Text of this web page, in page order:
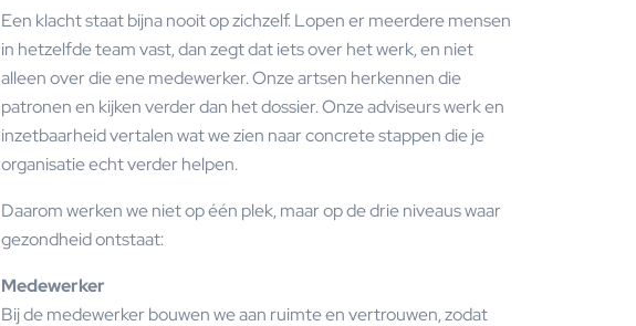
Een klacht staat bijna nooit op zichzelf. Lopen er meerdere mensen
in hetzelfde team vast, dan zegt dat iets over het werk, en niet
alleen over die ene medewerker. Onze artsen herkennen die
patronen en kijken verder dan het dossier. Onze adviseurs werk en
inzetbaarheid vertalen wat we zien naar concrete stappen die je
organisatie echt verder helpen.
Daarom werken we niet op één plek, maar op de drie niveaus waar
gezondheid ontstaat:
Medewerker
Bij de medewerkerbouwen we aan ruimte envertrouwen, zodat